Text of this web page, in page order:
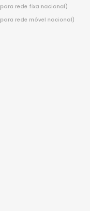
rede fixa nacional)
rede móvel nacional)